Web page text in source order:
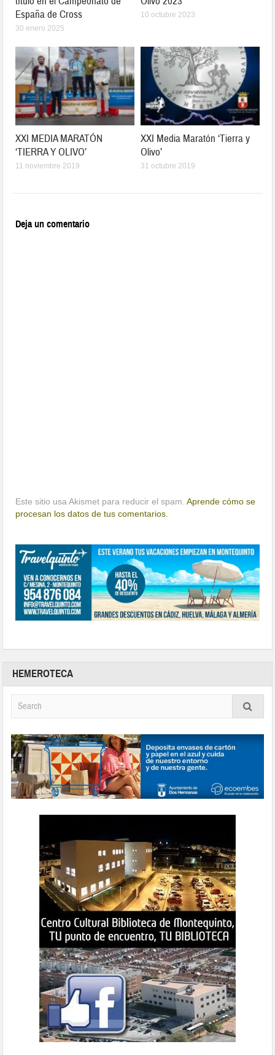
España de Cross
30 enero 2025
10 octubre 2023
XXI MEDIA MARATÓN
‘TIERRA Y OLIVO’
11 noviembre 2019
XXI Media Maratón ‘Tierra y
Olivo’
31 octubre 2019
Deja un comentario
Este sitio usa Akismet para reducir el spam.Aprende cómo se
procesan los datos de tus comentarios.
HEMEROTECA